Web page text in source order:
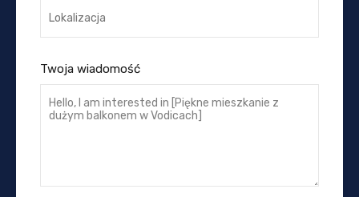
Twoja wiadomość